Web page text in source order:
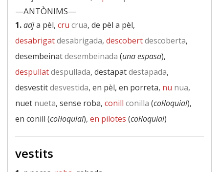
—ANTÒNIMS—
1.adja pèl, cru crua, de pèl a pèl,
desabrigatdesabrigada, descobertdescoberta,
desembeinatdesembeinada (una espasa),
despullatdespullada, destapatdestapada,
desvestitdesvestida, en pèl, en porreta, nu nua,
nuet nueta, sense roba, conill conilla (col·loquial),
en conill (col·loquial), en pilotes (col·loquial)
vestits